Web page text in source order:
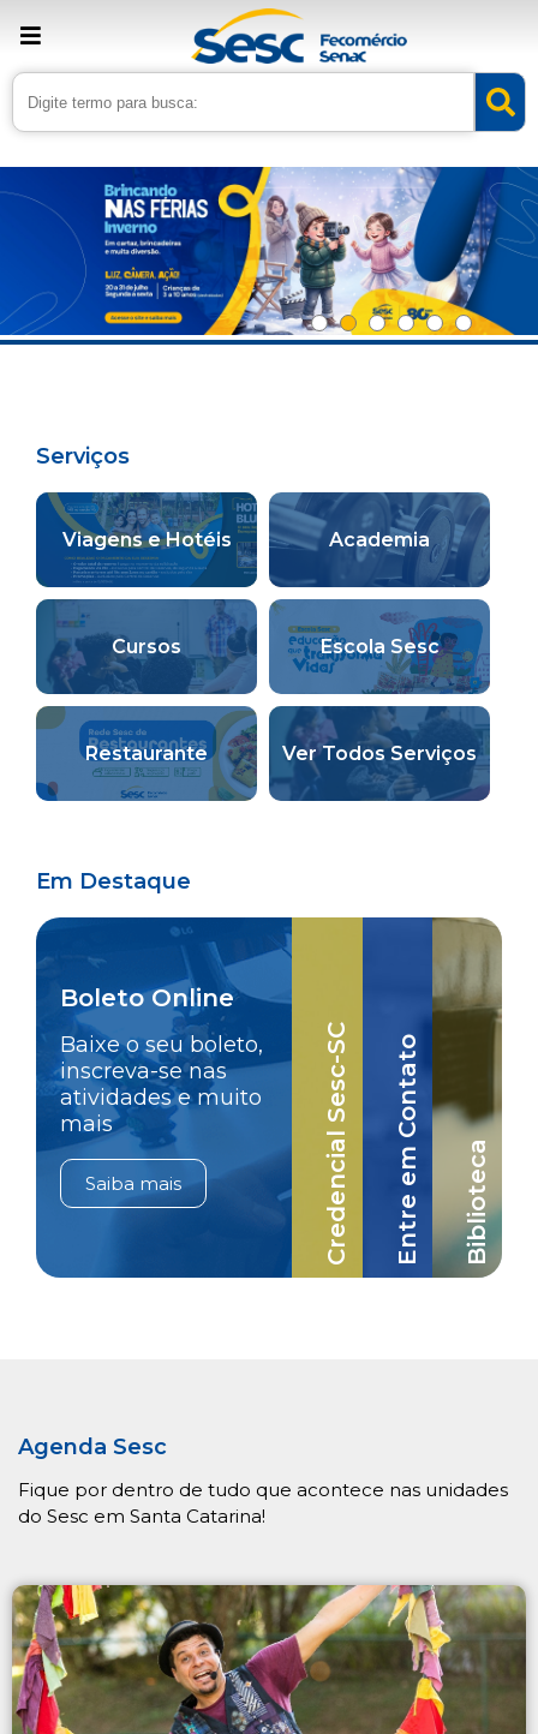
Serviços
Viagens e Hotéis Academia
Cursos Escola Sesc
Restaurante Ver Todos Serviços
Em Destaque
Boleto Online
Baixe o seu boleto,
inscreva-se nas
atividades e muito
mais
Saiba mais Credencial Sesc-SC Entre em Contato Biblioteca
Agenda Sesc
Fique por dentro de tudo que acontece nas unidades
do Sesc em Santa Catarina!